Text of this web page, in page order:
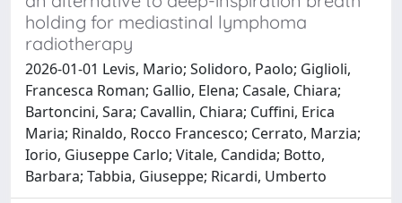
holding for mediastinal lymphoma
radiotherapy
2026-01-01 Levis, Mario; Solidoro, Paolo; Giglioli,
Francesca Roman; Gallio, Elena; Casale, Chiara;
Bartoncini, Sara; Cavallin, Chiara; Cuffini, Erica
Maria; Rinaldo, Rocco Francesco; Cerrato, Marzia;
Iorio, Giuseppe Carlo; Vitale, Candida; Botto,
Barbara; Tabbia, Giuseppe; Ricardi, Umberto